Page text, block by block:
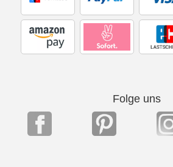
Folge uns